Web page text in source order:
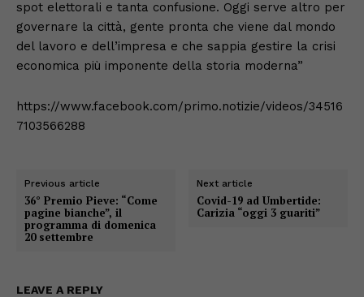
spot elettorali e tanta confusione. Oggi serve altro per
governare la città, gente pronta che viene dal mondo
del lavoro e dell’impresa e che sappia gestire la crisi
economica più imponente della storia moderna”
https://www.facebook.com/primo.notizie/videos/34516
7103566288
Previous article
36° Premio Pieve: “Come
pagine bianche”, il
programma di domenica
20 settembre
Next article
Covid-19 ad Umbertide:
Carizia “oggi 3 guariti”
LEAVE A REPLY